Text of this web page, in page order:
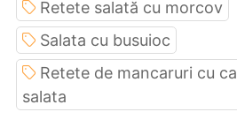
Retete salată cu morcov
Salata cu busuioc
Retete de mancaruri cu
salata